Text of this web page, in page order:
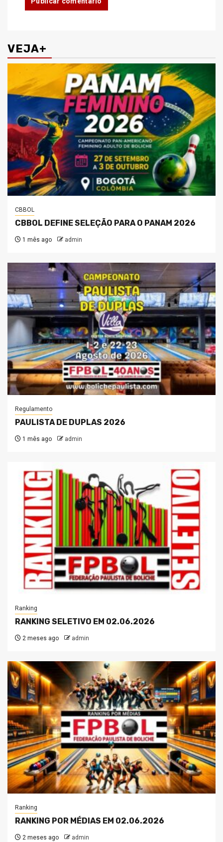
VEJA+
CBBOL
CBBOL DEFINE SELEÇÃO PARA O PANAM 2026
1 mês ago admin
Regulamento
PAULISTA DE DUPLAS 2026
1 mês ago admin
Ranking
RANKING SELETIVO EM 02.06.2026
2 meses ago admin
Ranking
RANKING POR MÉDIAS EM 02.06.2026
2 meses ago admin